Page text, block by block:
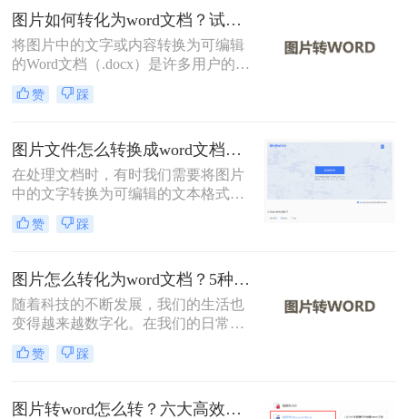
何把图片转换成word呢？本文将介绍
两种常用的方法来实现这一目标。
图片如何转化为word文档？试试这种4种实用方法！
将图片中的文字或内容转换为可编辑
的Word文档（.docx）是许多用户的需
求，例如处理扫描文件、提取照片中
的笔记或转换PDF截图中的文字。那
将介绍4种实用方法，助您高效完成
转换。
赞 踩
图片文件怎么转换成word文档？教你4招轻松搞定！
在处理文档时，有时我们需要将图片
中的文字转换为可编辑的文本格式，
例如Word文档。这通常涉及到光学字
符识别（OCR）技术，它可以识别图
文本。那么图片文件怎么转换成word
文档呢？本文将介绍几种常用的方法
来实现图片到Word文档的转换。
赞 踩
图片怎么转化为word文档？5种实用方法详解！
随着科技的不断发展，我们的生活也
变得越来越数字化。在我们的日常生
活中，我们经常需要将图片转换成
Word文档。然而，这种转换可能需要
们将介绍图片怎么转化为word文档。
赞 踩
图片转word怎么转？六大高效转换方法指南！